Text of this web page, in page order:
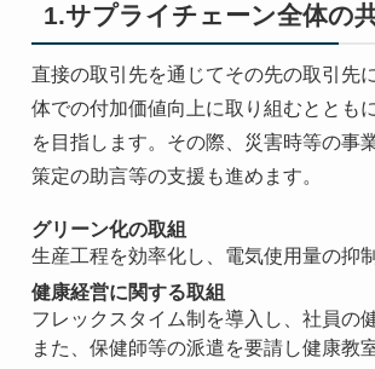
1.サプライチェーン全体の
直接の取引先を通じてその先の取引先
体での付加価値向上に取り組むととも
を目指します。その際、災害時等の事
策定の助言等の支援も進めます。
グリーン化の取組
生産工程を効率化し、電気使用量の抑
健康経営に関する取組
フレックスタイム制を導入し、社員の
また、保健師等の派遣を要請し健康教